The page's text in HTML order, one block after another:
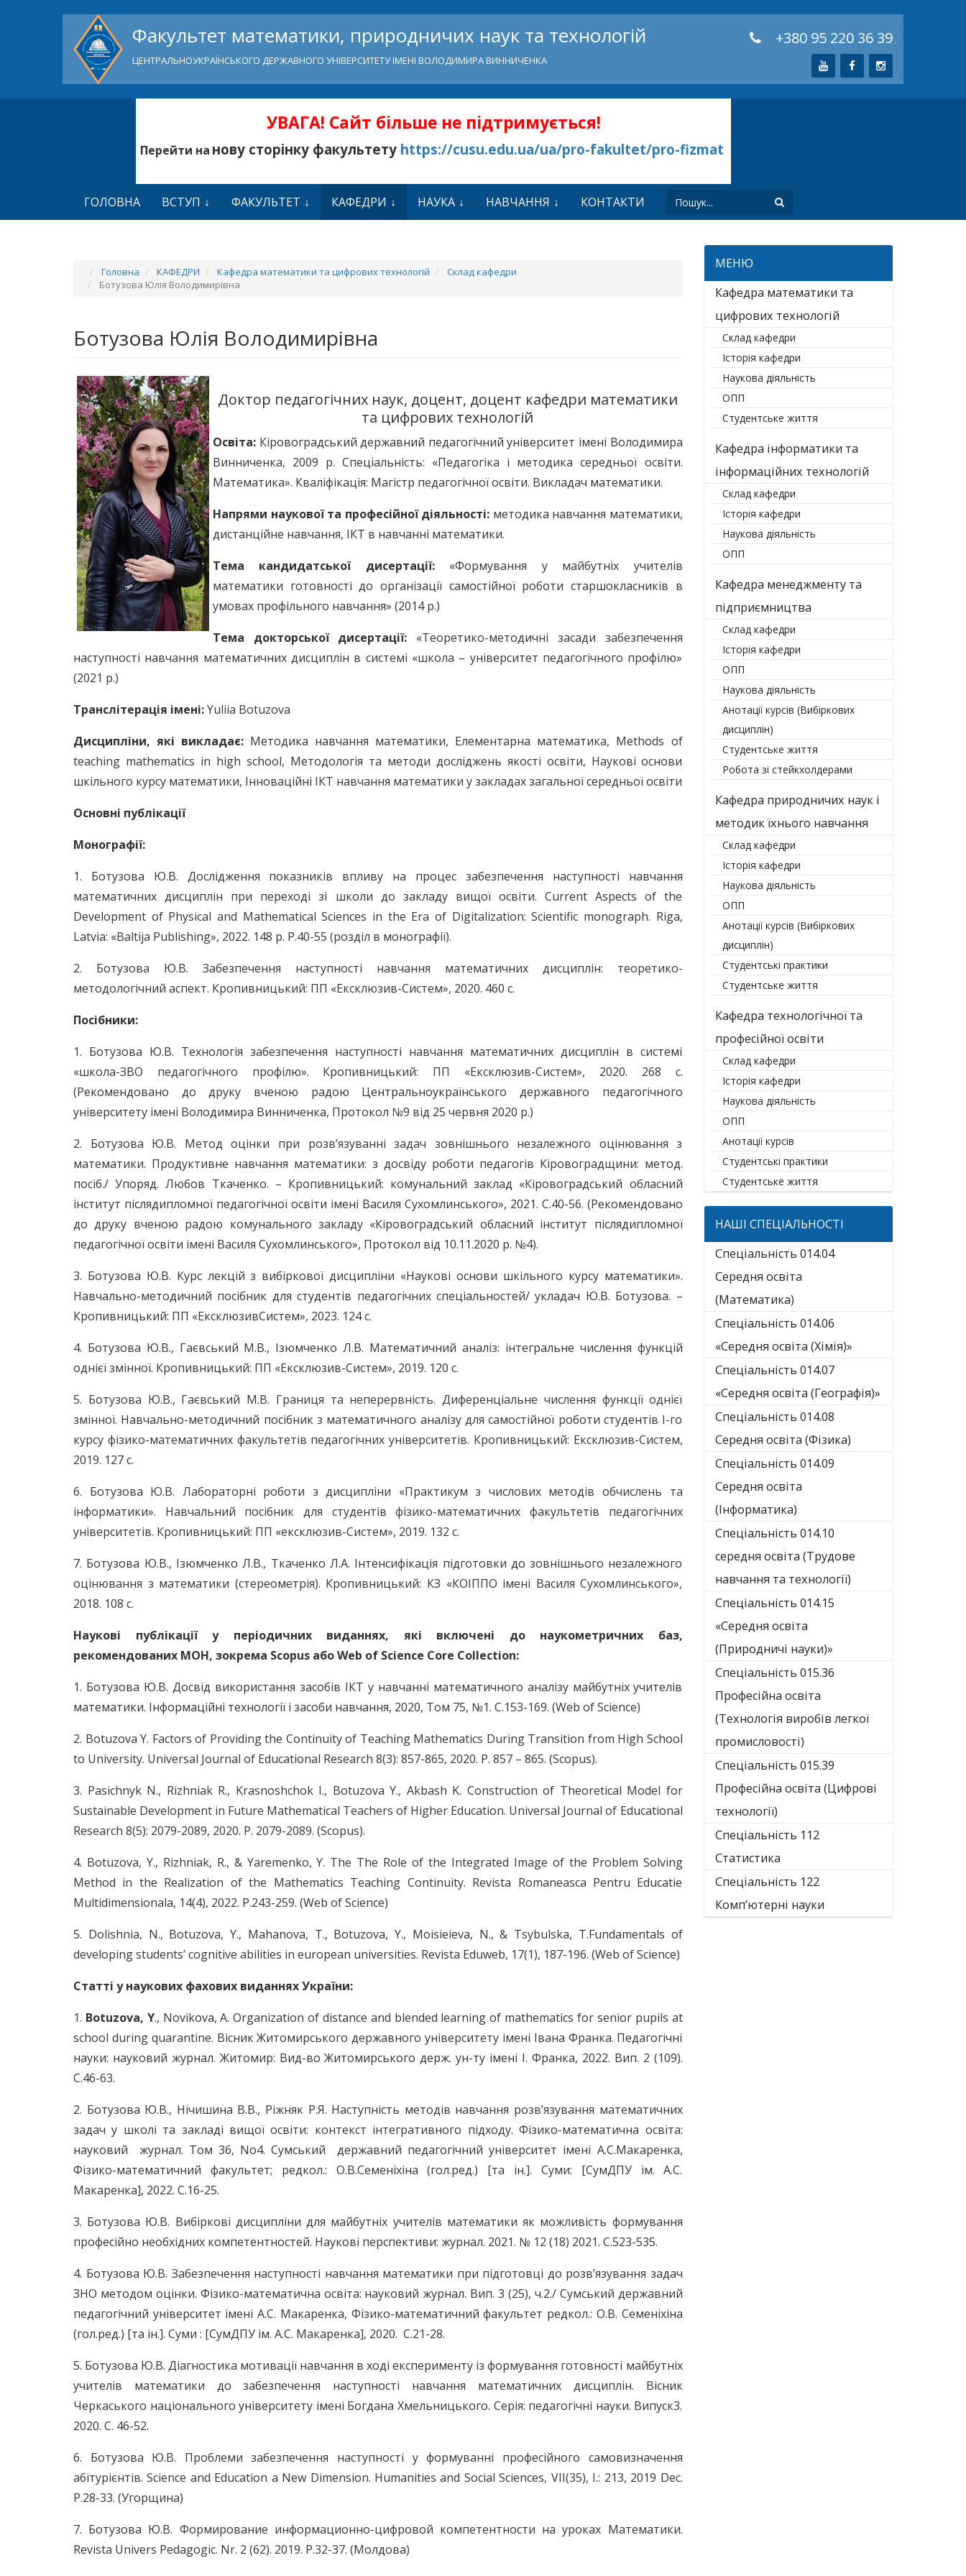
Факультет математики, природничих наук та технологій
ЦЕНТРАЛЬНОУКРАЇНСЬКОГО ДЕРЖАВНОГО УНІВЕРСИТЕТУ ІМЕНІ ВОЛОДИМИРА ВИННИЧЕНКА
+380 95 220 36 39
УВАГА! Сайт більше не підтримується!
Перейти на нову сторінку факультету https://cusu.edu.ua/ua/pro-fakultet/pro-fizmat
ГОЛОВНА ВСТУП ФАКУЛЬТЕТ КАФЕДРИ НАУКА НАВЧАННЯ КОНТАКТИ
Головна КАФЕДРИ Кафедра математики та цифрових технологій
Склад кафедри
Ботузова Юлія Володимирівна
Ботузова Юлія Володимирівна
Доктор педагогічних наук, доцент, доцент кафедри математики
та цифрових технологій
Освіта: Кіровоградський державний педагогічний університет імені Володимира
Винниченка, 2009 р. Спеціальність: «Педагогіка і методика середньої освіти.
Математика». Кваліфікація: Магістр педагогічної освіти. Викладач математики.
Напрями наукової та професійної діяльності: методика навчання математики,
дистанційне навчання, ІКТ в навчанні математики.
Тема кандидатської дисертації: «Формування у майбутніх учителів
математики готовності до організації самостійної роботи старшокласників в
умовах профільного навчання» (2014 р.)
Тема докторської дисертації: «Теоретико-методичні засади забезпечення
наступності навчання математичних дисциплін в системі «школа – університет педагогічного профілю»
(2021 р.)
Транслітерація імені:Yuliia Botuzova
Дисципліни, які викладає: Методика навчання математики, Елементарна математика, Methods of
teaching mathematics in high school, Методологія та методи досліджень якості освіти, Наукові основи
шкільного курсу математики, Інноваційні ІКТ навчання математики у закладах загальної середньої освіти
Основні публікації
Монографії:
1. Ботузова Ю.В. Дослідження показників впливу на процес забезпечення наступності навчання
математичних дисциплін при переході зі школи до закладу вищої освіти. Current Aspects of the
Development of Physical and Mathematical Sciences in the Era of Digitalization: Scientific monograph. Riga,
Latvia: «Baltija Publishing», 2022. 148 p. Р.40-55 (розділ в монографії).
2. Ботузова Ю.В. Забезпечення наступності навчання математичних дисциплін: теоретико-
методологічний аспект. Кропивницький: ПП «Ексклюзив-Систем», 2020. 460 с.
Посібники:
1. Ботузова Ю.В. Технологія забезпечення наступності навчання математичних дисциплін в системі
«школа-ЗВО педагогічного профілю». Кропивницький: ПП «Ексклюзив-Систем», 2020. 268 с.
(Рекомендовано до друку вченою радою Центральноукраїнського державного педагогічного
університету імені Володимира Винниченка, Протокол №9 від 25 червня 2020 р.)
2. Ботузова Ю.В. Метод оцінки при розв’язуванні задач зовнішнього незалежного оцінювання з
математики. Продуктивне навчання математики: з досвіду роботи педагогів Кіровоградщини: метод.
посіб./ Упоряд. Любов Ткаченко. – Кропивницький: комунальний заклад «Кіровоградський обласний
інститут післядипломної педагогічної освіти імені Василя Сухомлинського», 2021. С.40-56. (Рекомендовано
до друку вченою радою комунального закладу «Кіровоградський обласний інститут післядипломної
педагогічної освіти імені Василя Сухомлинського», Протокол від 10.11.2020 р. №4).
3. Ботузова Ю.В. Курс лекцій з вибіркової дисципліни «Наукові основи шкільного курсу математики».
Навчально-методичний посібник для студентів педагогічних спеціальностей/ укладач Ю.В. Ботузова. –
Кропивницький: ПП «ЕксклюзивСистем», 2023. 124 с.
4. Ботузова Ю.В., Гаєвський М.В., Ізюмченко Л.В. Математичний аналіз: інтегральне числення функцій
однієї змінної. Кропивницький: ПП «Ексклюзив-Систем», 2019. 120 с.
5. Ботузова Ю.В., Гаєвський М.В. Границя та неперервність. Диференціальне числення функції однієї
змінної. Навчально-методичний посібник з математичного аналізу для самостійної роботи студентів І-го
курсу фізико-математичних факультетів педагогічних університетів. Кропивницький: Ексклюзив-Систем,
2019. 127 с.
6. Ботузова Ю.В. Лабораторні роботи з дисципліни «Практикум з числових методів обчислень та
інформатики». Навчальний посібник для студентів фізико-математичних факультетів педагогічних
університетів. Кропивницький: ПП «ексклюзив-Систем», 2019. 132 с.
7. Ботузова Ю.В., Ізюмченко Л.В., Ткаченко Л.А. Інтенсифікація підготовки до зовнішнього незалежного
оцінювання з математики (стереометрія). Кропивницький: КЗ «КОІППО імені Василя Сухомлинського»,
2018. 108 с.
Наукові публікації у періодичних виданнях, які включені до наукометричних баз,
рекомендованих МОН, зокрема Scopus або Web of Science Core Collection:
1. Ботузова Ю.В. Досвід використання засобів ІКТ у навчанні математичного аналізу майбутніх учителів
математики. Інформаційні технології і засоби навчання, 2020, Том 75, №1. С.153-169. (Web of Science)
2. Botuzova Y. Factors of Providing the Continuity of Teaching Mathematics During Transition from High School
to University. Universal Journal of Educational Research 8(3): 857-865, 2020. P. 857 – 865. (Scopus).
3. Pasichnyk N., Rizhniak R., Krasnoshchok I., Botuzova Y., Akbash K. Construction of Theoretical Model for
Sustainable Development in Future Mathematical Teachers of Higher Education. Universal Journal of Educational
Research 8(5): 2079-2089, 2020. P. 2079-2089. (Scopus).
4. Botuzova, Y., Rizhniak, R., & Yaremenko, Y. The The Role of the Integrated Image of the Problem Solving
Method in the Realization of the Mathematics Teaching Continuity. Revista Romaneasca Pentru Educatie
Multidimensionala, 14(4), 2022. Р.243-259. (Web of Science)
5. Dolishnia, N., Botuzova, Y., Mahanova, T., Botuzova, Y., Moisieieva, N., & Tsybulska, T.Fundamentals of
developing students’ cognitive abilities in european universities. Revista Eduweb, 17(1), 187-196. (Web of Science)
Статті у наукових фахових виданнях України:
1. Botuzova, Y., Novikova, A. Organization of distance and blended learning of mathematics for senior pupils at
school during quarantine. Вісник Житомирського державного університету імені Івана Франка. Педагогічні
науки: науковий журнал. Житомир: Вид-во Житомирського держ. ун-ту імені І. Франка, 2022. Вип. 2 (109).
C.46-63.
2. Ботузова Ю.В., Нічишина В.В., Ріжняк Р.Я. Наступність методів навчання розв’язування математичних
задач у школі та закладі вищої освіти: контекст інтегративного підходу. Фізико-математична освіта:
науковий журнал. Том 36, No4. Сумський державний педагогічний університет імені А.С.Макаренка,
Фізико-математичний факультет; редкол.: О.В.Семеніхіна (гол.ред.) [та ін.]. Суми: [СумДПУ ім. А.С.
Макаренка], 2022. C.16-25.
3. Ботузова Ю.В. Вибіркові дисципліни для майбутніх учителів математики як можливість формування
професійно необхідних компетентностей. Наукові перспективи: журнал. 2021. № 12 (18) 2021. С.523-535.
4. Ботузова Ю.В. Забезпечення наступності навчання математики при підготовці до розв’язування задач
ЗНО методом оцінки. Фізико-математична освіта: науковий журнал. Вип. 3 (25), ч.2./ Сумський державний
педагогічний університет імені А.С. Макаренка, Фізико-математичний факультет редкол.: О.В. Семеніхіна
(гол.ред.) [та ін.]. Суми : [СумДПУ ім. А.С. Макаренка], 2020. С.21-28.
5. Ботузова Ю.В. Діагностика мотивації навчання в ході експерименту із формування готовності майбутніх
учителів математики до забезпечення наступності навчання математичних дисциплін. Вісник
Черкаського національного університету імені Богдана Хмельницького. Серія: педагогічні науки. Випуск3.
2020. С. 46-52.
6. Ботузова Ю.В. Проблеми забезпечення наступності у формуванні професійного самовизначення
абітурієнтів. Science and Education a New Dimension. Humanities and Social Sciences, VII(35), I.: 213, 2019 Dec.
P.28-33. (Угорщина)
7. Ботузова Ю.В. Формирование информационно-цифровой компетентности на уроках Математики.
Revista Univers Pedagogic. Nr. 2 (62). 2019. P.32-37. (Молдова)
МЕНЮ
Кафедра математики та
цифрових технологій
Склад кафедри
Історія кафедри
Наукова діяльність
ОПП
Студентське життя
Кафедра інформатики та
інформаційних технологій
Склад кафедри
Історія кафедри
Наукова діяльність
ОПП
Кафедра менеджменту та
підприємництва
Склад кафедри
Історія кафедри
ОПП
Наукова діяльність
Анотації курсів (Вибіркових
дисциплін)
Студентське життя
Робота зі стейкхолдерами
Кафедра природничих наук і
методик їхнього навчання
Склад кафедри
Історія кафедри
Наукова діяльність
ОПП
Анотації курсів (Вибіркових
дисциплін)
Студентські практики
Студентське життя
Кафедра технологічної та
професійної освіти
Склад кафедри
Історія кафедри
Наукова діяльність
ОПП
Анотації курсів
Студентські практики
Студентське життя
НАШІ СПЕЦІАЛЬНОСТІ
Спеціальність 014.04
Середня освіта
(Математика)
Спеціальність 014.06
«Середня освіта (Хімія)»
Спеціальність 014.07
«Середня освіта (Географія)»
Спеціальність 014.08
Середня освіта (Фізика)
Спеціальність 014.09
Середня освіта
(Інформатика)
Спеціальність 014.10
середня освіта (Трудове
навчання та технології)
Спеціальність 014.15
«Середня освіта
(Природничі науки)»
Спеціальність 015.36
Професійна освіта
(Технологія виробів легкої
промисловості)
Спеціальність 015.39
Професійна освіта (Цифрові
технології)
Спеціальність 112
Статистика
Спеціальність 122
Комп’ютерні науки